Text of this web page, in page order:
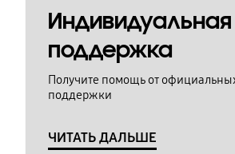
Индивидуальная
поддержка
Получите помощь от
поддержки
ЧИТАТЬ ДАЛЬШЕ